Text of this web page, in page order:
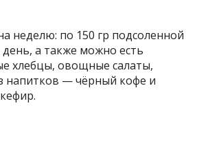
неделю: по 150 гр подсоленной
а также можно есть
хлебцы, овощные салаты,
напитков — чёрный кофе и